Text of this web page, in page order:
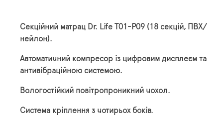
Секційний матрац Dr. Life T01-P09 (18 секцій, ПВХ/
нейлон).
Автоматичний компресор із цифровим дисплеєм та
антивібраційною системою.
Вологостійкий повітропроникний чохол.
Система кріплення з чотирьох боків.